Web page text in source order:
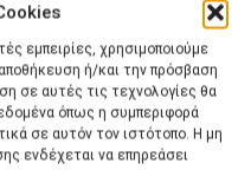
εμπειρίες, χρησιμοποιούμε
ή/και την πρόσβαση
σε αυτές τις τεχνολογίες θα
όπως η συμπεριφορά
σε αυτόν τον ιστότοπο. Η μη
ενδέχεται να επηρεάσει